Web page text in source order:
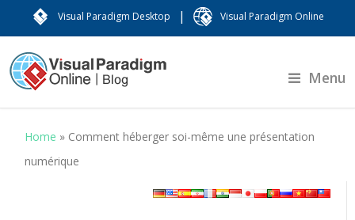
Visual Paradigm Desktop | Visual Paradigm Online
Menu
Home » Comment héberger soi-même une présentation
numérique